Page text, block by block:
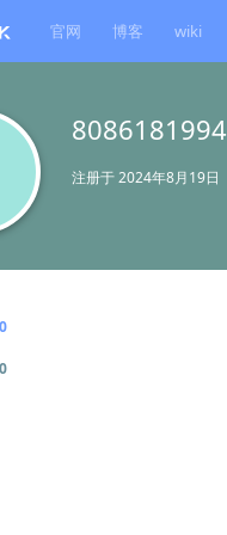
官网 博客 wiki
8086181994
注册于2024年8月19日
0
0